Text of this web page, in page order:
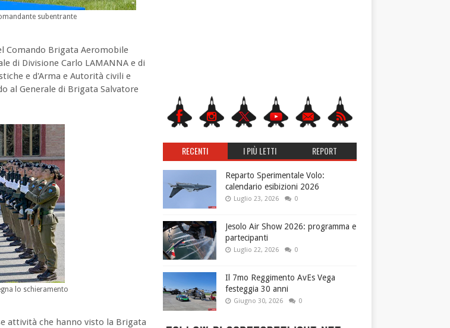
subentrante
Comando Brigata Aeromobile
di Divisione Carlo LAMANNA e di
e d'Arma e Autorità civili e
al Generale di Brigata Salvatore
lo schieramento
attività che hanno visto la Brigata
RECENTI I PIÙ LETTI REPORT
Reparto Sperimentale Volo:
calendario esibizioni 2026
Luglio 23, 2026 0
Jesolo Air Show 2026: programma e
partecipanti
Luglio 22, 2026 0
Il 7mo Reggimento AvEs Vega
festeggia 30 anni
Giugno 30, 2026 0